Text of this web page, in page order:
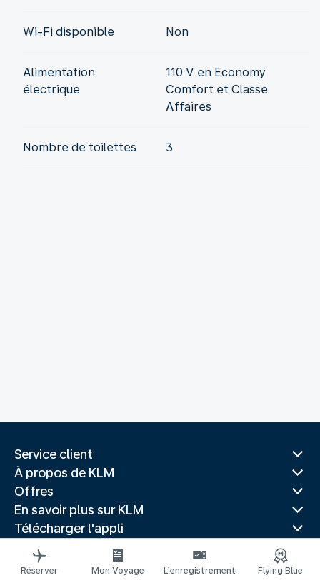
Wi-Fi disponible Non
Alimentation
électrique
110 V en Economy
Comfort et Classe
Affaires
Nombre de toilettes 3
Service client
À propos de KLM
Offres
En savoir plus sur KLM
Télécharger l'appli
Sites Web associés
Guides de voyage
Réserver Mon Voyage L’enregistrement Flying Blue